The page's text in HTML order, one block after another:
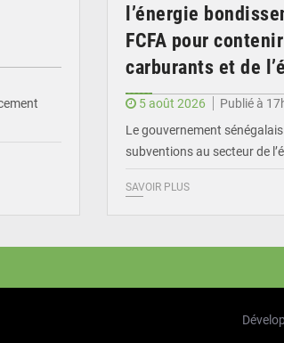
l’énergie
FCFA pour
carburants et de
5 août 2026
Publié à
Le gouvernement
subventions au secteur de
SAVOIR PLUS